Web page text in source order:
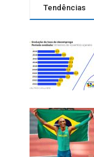
Tendências